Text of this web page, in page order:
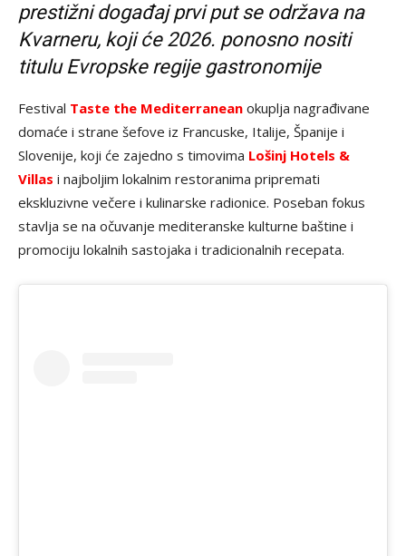
prestižni događaj prvi put se održava na
Kvarneru, koji će 2026. ponosno nositi
titulu Evropske regije gastronomije
Festival Taste the Mediterranean okuplja nagrađivane
domaće i strane šefove iz Francuske, Italije, Španije i
Slovenije, koji će zajedno s timovima Lošinj Hotels &
Villas i najboljim lokalnim restoranima pripremati
ekskluzivne večere i kulinarske radionice. Poseban fokus
stavlja se na očuvanje mediteranske kulturne baštine i
promociju lokalnih sastojaka i tradicionalnih recepata.